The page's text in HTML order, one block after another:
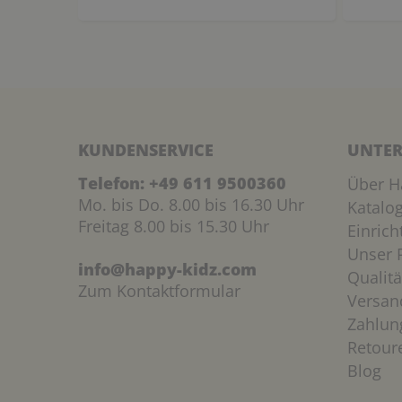
KUNDENSERVICE
Telefon: +49 611 9500360
Mo. bis Do. 8.00 bis 16.30 Uhr
Freitag 8.00 bis 15.30 Uhr
info@happy-kidz.com
Zum Kontaktformular
Über
Unser
Blog